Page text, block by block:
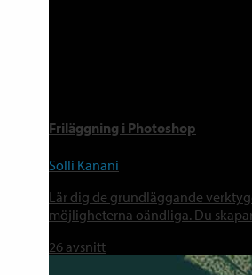
Friläggning i Photoshop
Solli Kanani
Lär dig de grundläggande
möjligheterna oändliga. Du
26 avsnitt